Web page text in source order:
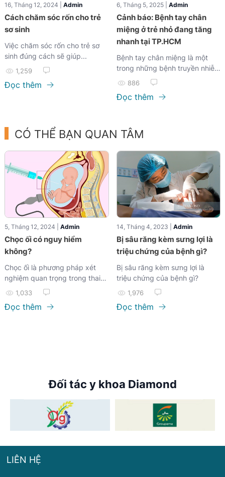
16, Tháng 12, 2024 | Admin
Cách chăm sóc rốn cho trẻ
sơ sinh
Việc chăm sóc rốn cho trẻ sơ
sinh đúng cách sẽ giúp...
1,259
Đọc thêm
6, Tháng 5, 2025 | Admin
Cảnh báo: Bệnh tay chân
miệng ở trẻ nhỏ đang tăng
nhanh tại TP.HCM
Bệnh tay chân miệng là một
trong những bệnh truyền nhiễm
thường gặp ở trẻ nhỏ, đặc biệt
khi thời tiết nóng ẩm. Trong
TP.HCM đang có xu hướng
huynh lo lắng. Đây là thời điểm
cần thiết để ba mẹ nắm rõ tình
hình dịch bệnh, nhận biết sớm
dấu hiệu và có biện pháp chăm
sóc, phòng ngừa đúng cách để
bảo vệ sức khỏe cho con em
mình.
886
Đọc thêm
CÓ THỂ BẠN QUAN TÂM
5, Tháng 12, 2024 | Admin
Chọc ối có nguy hiểm
không?
Chọc ối là phương pháp xét
nghiệm quan trọng trong thai
kỳ, thường được thực hiện để
chẩn đoán...
1,033
Đọc thêm
14, Tháng 4, 2023 | Admin
Bị sâu răng kèm sưng lợi là
triệu chứng của bệnh gì?
Bị sâu răng kèm sưng lợi là
triệu chứng của bệnh gì?
1,976
Đọc thêm
Đối tác y khoa Diamond
LIÊN HỆ